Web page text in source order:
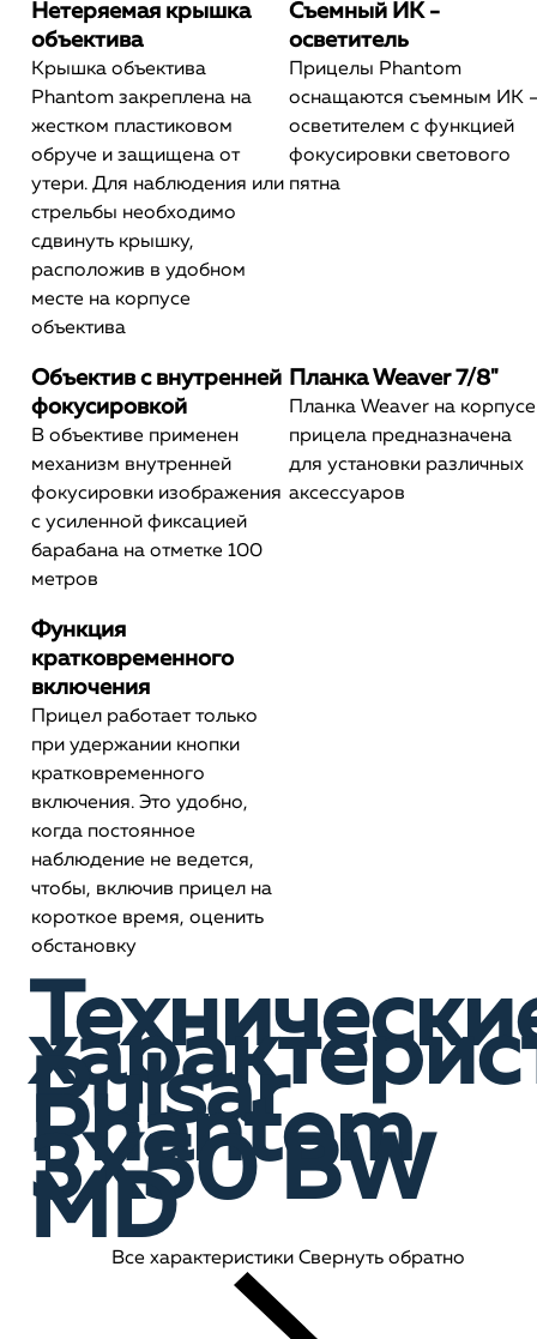
Нетеряемая крышка
объектива
Крышка объектива
Phantom закреплена на
жестком пластиковом
обруче и защищена от
утери. Для наблюдения или
стрельбы необходимо
сдвинуть крышку,
расположив в удобном
месте на корпусе
объектива
Съемный ИК -
осветитель
Прицелы Phantom
оснащаются съемным ИК
осветителем с функцией
фокусировки светового
пятна
Объектив с внутренней
фокусировкой
В объективе применен
механизм внутренней
фокусировки изображения
с усиленной фиксацией
барабана на отметке 100
метров
Планка Weaver 7/8"
Планка Weaver на корпусе
прицела предназначена
для установки различных
аксессуаров
Функция
кратковременного
включения
Прицел работает только
при удержании кнопки
кратковременного
включения. Это удобно,
когда постоянное
наблюдение не ведется,
чтобы, включив прицел на
короткое время, оценить
обстановку
Pulsar
Phantom
3X50 BW
MD
Все характеристики Свернуть обратно